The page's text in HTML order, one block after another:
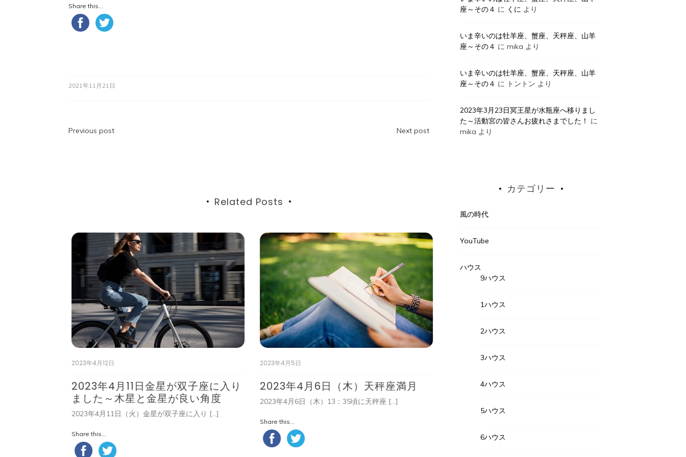
Share this...
2021年11月21日
投
ー
シ
ョ
ン
Previous post Next post
Related Posts
2023年4月12日
2023年4月11日金星が双子座に入り
ました～木星と金星が良い角度
2023年4月11日（火）金星が双子座に入り […]
Share this...
2023年4月5日
2023年4月6日（木）天秤座満月
2023年4月6日（木）13：35頃に天秤座 […]
Share this...
2023年5月4日
5月の隣町珈琲
座～その４ に くに より
いま辛いのは牡羊座、蟹座、天秤座、山羊
座～その４ にmika より
いま辛いのは牡羊座、蟹座、天秤座、山羊
座～その４ に トントン より
2023年3月23日冥王星が水瓶座へ移りまし
た～活動宮の皆さんお疲れさまでした！
に
mika より
カテゴリー
風の時代
YouTube
ハウス
9ハウス
1ハウス
2ハウス
3ハウス
4ハウス
5ハウス
6ハウス